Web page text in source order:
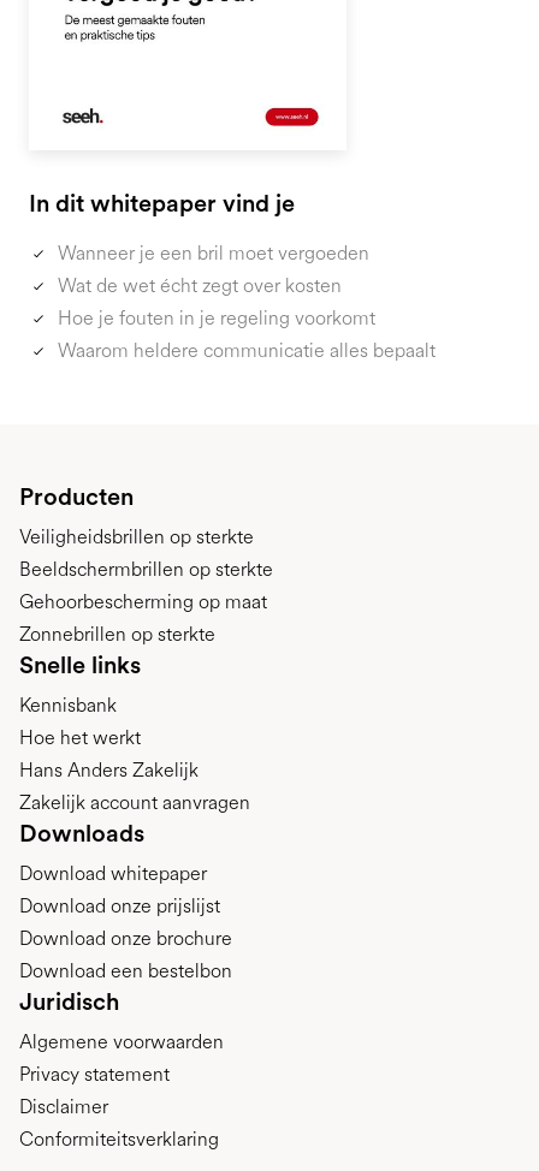
In dit whitepaper vind je
Wanneer je een bril moet vergoeden
Wat de wet écht zegt over kosten
Hoe je fouten in je regeling voorkomt
Waarom heldere communicatie alles bepaalt
Producten
Veiligheidsbrillen op sterkte
Beeldschermbrillen op sterkte
Gehoorbescherming op maat
Zonnebrillen op sterkte
Snelle links
Kennisbank
Hoe het werkt
Hans Anders Zakelijk
Zakelijk account aanvragen
Downloads
Download whitepaper
Download onze prijslijst
Download onze brochure
Download een bestelbon
Juridisch
Algemene voorwaarden
Privacy statement
Disclaimer
Conformiteitsverklaring